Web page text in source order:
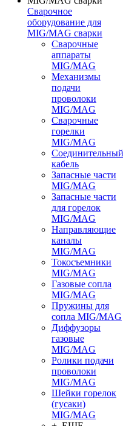
Сварочное
оборудование для
MIG/MAG сварки
Сварочные
аппараты
MIG/MAG
Механизмы
подачи
проволоки
MIG/MAG
Сварочные
горелки
MIG/MAG
Соединительный
кабель
Запасные части
MIG/MAG
Запасные части
для горелок
MIG/MAG
Направляющие
каналы
MIG/MAG
Токосъемники
MIG/MAG
Газовые сопла
MIG/MAG
Пружины для
сопла MIG/MAG
Диффузоры
газовые
MIG/MAG
Ролики подачи
проволоки
MIG/MAG
Шейки горелок
(гусаки)
MIG/MAG